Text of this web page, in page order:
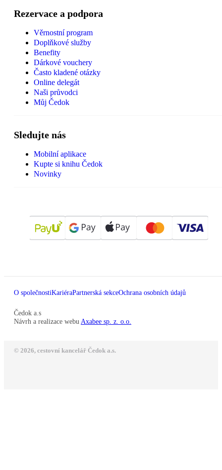
Rezervace a podpora
Věrnostní program
Doplňkové služby
Benefity
Dárkové vouchery
Často kladené otázky
Online delegát
Naši průvodci
Můj Čedok
Sledujte nás
Mobilní aplikace
Kupte si knihu Čedok
Novinky
O společnostiKariéraPartnerská sekceOchrana osobních údajů
Čedok a.s
Návrh a realizace webu Axabee sp. z. o.o.
© 2026, cestovní kancelář Čedok a.s.